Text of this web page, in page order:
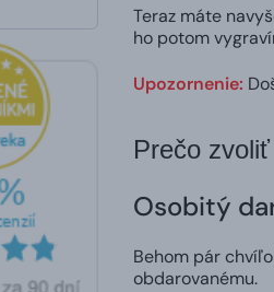
Teraz máte
ho potom
Upozornenie:
Prečo
Osobitý
Behom pár
obdarovanému.